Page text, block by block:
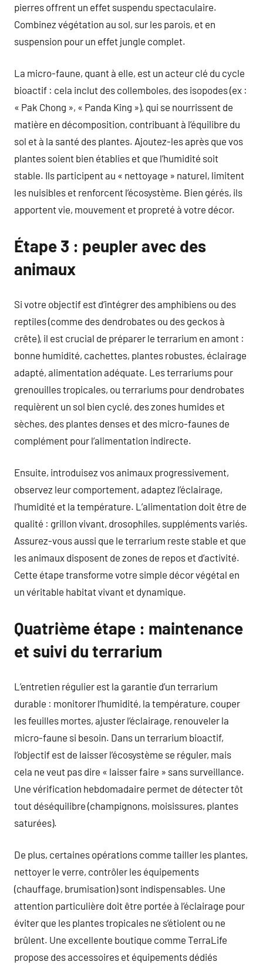
pierres offrent un effet suspendu spectaculaire.
Combinez végétation au sol, sur les parois, et en
suspension pour un effet jungle complet.
La micro-faune, quant à elle, est un acteur clé du cycle
bioactif : cela inclut des collemboles, des isopodes (ex :
« Pak Chong », « Panda King »), qui se nourrissent de
matière en décomposition, contribuant à l’équilibre du
sol et à la santé des plantes. Ajoutez-les après que vos
plantes soient bien établies et que l’humidité soit
stable. Ils participent au « nettoyage » naturel, limitent
les nuisibles et renforcent l’écosystème. Bien gérés, ils
apportent vie, mouvement et propreté à votre décor.
Étape 3 : peupler avec des
animaux
Si votre objectif est d’intégrer des amphibiens ou des
reptiles (comme des dendrobates ou des geckos à
crête), il est crucial de préparer le terrarium en amont :
bonne humidité, cachettes, plantes robustes, éclairage
adapté, alimentation adéquate. Les terrariums pour
grenouilles tropicales, ou terrariums pour dendrobates
requièrent un sol bien cyclé, des zones humides et
sèches, des plantes denses et des micro-faunes de
complément pour l’alimentation indirecte.
Ensuite, introduisez vos animaux progressivement,
observez leur comportement, adaptez l’éclairage,
l’humidité et la température. L’alimentation doit être de
qualité : grillon vivant, drosophiles, suppléments variés.
Assurez-vous aussi que le terrarium reste stable et que
les animaux disposent de zones de repos et d’activité.
Cette étape transforme votre simple décor végétal en
un véritable habitat vivant et dynamique.
Quatrième étape : maintenance
et suivi du terrarium
L’entretien régulier est la garantie d’un terrarium
durable : monitorer l’humidité, la température, couper
les feuilles mortes, ajuster l’éclairage, renouveler la
micro-faune si besoin. Dans un terrarium bioactif,
l’objectif est de laisser l’écosystème se réguler, mais
cela ne veut pas dire « laisser faire » sans surveillance.
Une vérification hebdomadaire permet de détecter tôt
tout déséquilibre (champignons, moisissures, plantes
saturées).
De plus, certaines opérations comme tailler les plantes,
nettoyer le verre, contrôler les équipements
(chauffage, brumisation) sont indispensables. Une
attention particulière doit être portée à l’éclairage pour
éviter que les plantes tropicales ne s’étiolent ou ne
brûlent. Une excellente boutique comme TerraLife
propose des accessoires et équipements dédiés